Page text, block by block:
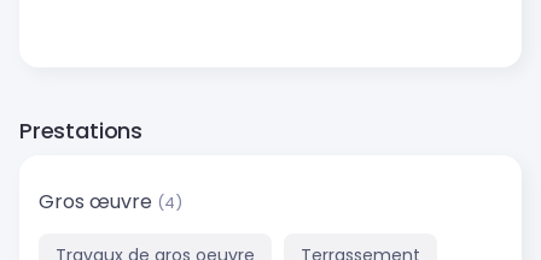
Prestations
Gros œuvre (4)
Travaux de gros oeuvre Terrassement